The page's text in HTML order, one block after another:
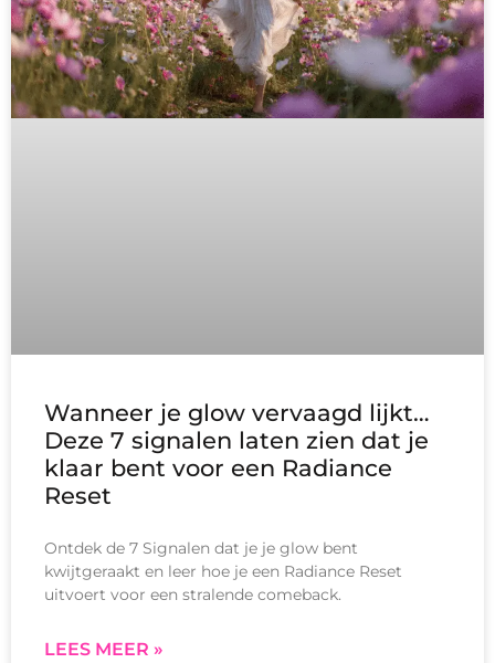
Wanneer je glow vervaagd lijkt…
Deze 7 signalen laten zien dat je
klaar bent voor een Radiance
Reset
Ontdek de 7 Signalen dat je je glow bent
kwijtgeraakt en leer hoe je een Radiance Reset
uitvoert voor een stralende comeback.
LEES MEER »